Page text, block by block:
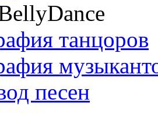
танцоров
песен